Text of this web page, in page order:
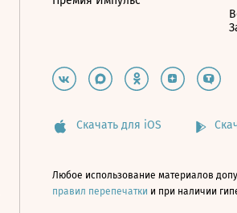
Скачать для iOS
Любое использование материалов
правил перепечатки и при наличии